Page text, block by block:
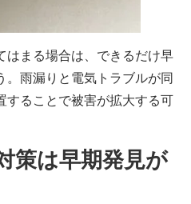
はまる場合は、できるだけ早
。雨漏りと電気トラブルが同
することで被害が拡大する可
策は早期発見が